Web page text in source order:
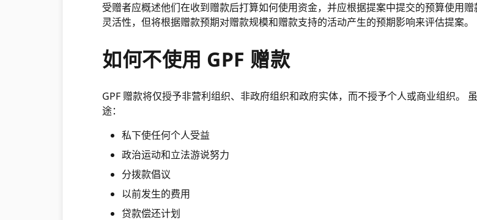
受赠者应概述他们在收到赠款后打算如何使用资金，并应根据提案中提交的预算使用
灵活性，但将根据赠款预期对赠款规模和赠款支持的活动产生的预期影响来评估提案。
如何不使用 GPF 赠款
GPF 赠款将仅授予非营利组织、非政府组织和政府实体，而不授予个人或商业组织。
途：
私下使任何个人受益
政治运动和立法游说努力
分拨款倡议
以前发生的费用
贷款偿还计划